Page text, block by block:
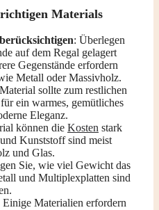
Materials
: Überlegen
auf dem Regal gelagert
Gegenstände erfordern
Metall oder Massivholz.
sollte zum restlichen
ein warmes, gemütliches
Eleganz.
können die Kosten stark
Kunststoff sind meist
und Glas.
Sie, wie viel Gewicht das
und Multiplexplatten sind
Einige Materialien erfordern